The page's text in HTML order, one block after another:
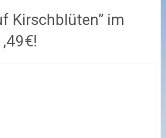
Kirschblüten” im